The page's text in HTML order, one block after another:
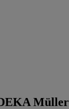
Müller